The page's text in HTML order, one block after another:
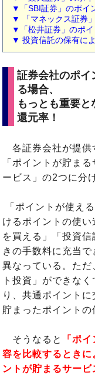
▼「SBI証券」のポイ
▼ 「マネックス証券
▼「松井証券」のポイ
▼ 投資信託の保有に
証券会社のポイ
る場合、
もっとも重要
還元率！
各証券会社が提供
「ポイントが貯ま
ービス」の2つに分
「ポイントが使え
けるポイントの使
を買える」「投資
きの手数料に充当
異なっている。た
ト投資」ができな
り、共通ポイントに
貯まったポイントの
そうなると
「ポ
容を比較するとき
ントが貯まるサー